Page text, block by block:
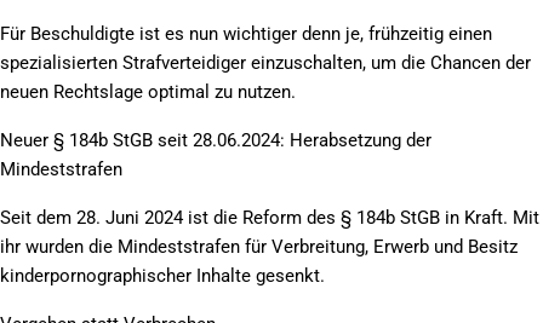
Für Beschuldigte ist es nun wichtiger denn je, frühzeitig einen
spezialisierten Strafverteidiger einzuschalten, um die Chancen der
neuen Rechtslage optimal zu nutzen.
Neuer § 184b StGB seit 28.06.2024: Herabsetzung der
Mindeststrafen
Seit dem 28. Juni 2024 ist die Reform des § 184b StGB in Kraft. Mit
ihr wurden die Mindeststrafen für Verbreitung, Erwerb und Besitz
kinderpornographischer Inhalte gesenkt.